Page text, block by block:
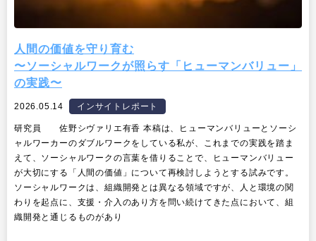
人間の価値を守り育む
〜ソーシャルワークが照らす「ヒューマンバリュー」
の実践〜
2026.05.14 インサイトレポート
研究員 佐野シヴァリエ有香 本稿は、ヒューマンバリューとソーシ
ャルワーカーのダブルワークをしている私が、これまでの実践を踏ま
えて、ソーシャルワークの言葉を借りることで、ヒューマンバリュー
が大切にする「人間の価値」について再検討しようとする試みです。
ソーシャルワークは、組織開発とは異なる領域ですが、人と環境の関
わりを起点に、支援・介入のあり方を問い続けてきた点において、組
織開発と通じるものがあり